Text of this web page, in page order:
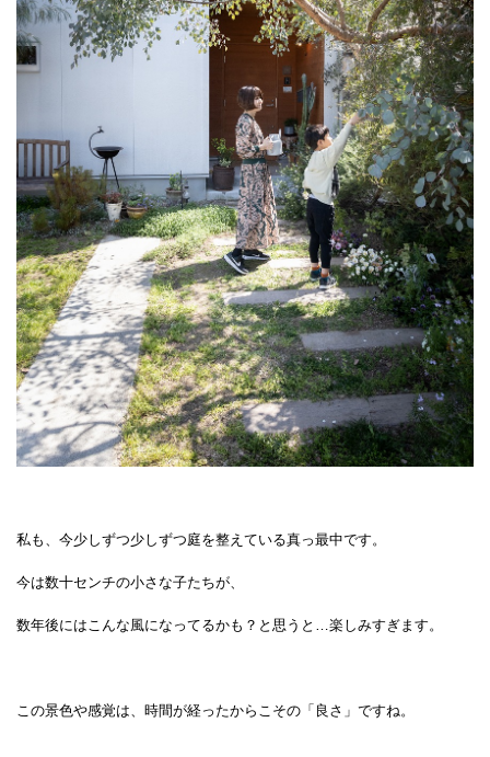
私も、今少しずつ少しずつ庭を整えている真っ最中です。
今は数十センチの小さな子たちが、
数年後にはこんな風になってるかも？と思うと…楽しみすぎます。
この景色や感覚は、時間が経ったからこその「良さ」ですね。